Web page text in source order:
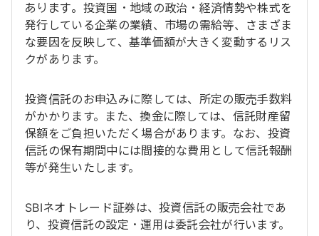
あります。投資国・地域の政治・経済情勢や株式を
発行している企業の業績、市場の需給等、さまざま
な要因を反映して、基準価額が大きく変動するリス
クがあります。
投資信託のお申込みに際しては、所定の販売手数料
がかかります。また、換金に際しては、信託財産留
保額をご負担いただく場合があります。なお、投資
信託の保有期間中には間接的な費用として信託報酬
等が発生いたします。
SBIネオトレード証券は、投資信託の販売会社であ
り、投資信託の設定・運用は委託会社が行います。